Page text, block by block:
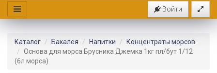
Войти
Каталог Бакалея Напитки
Концентраты морсов
Основа для морса Брусника Джемка 1кг пл/бут 1/12
(6л морса)